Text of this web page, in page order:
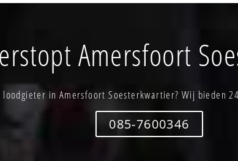
Amersfoort
in Amersfoort Soesterkwartier? Wij bieden
085-7600346